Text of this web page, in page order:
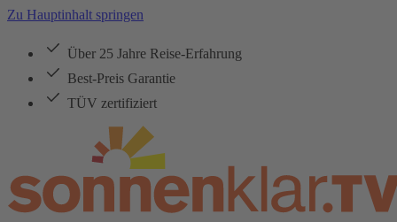
Zu Hauptinhalt springen
Über 25 Jahre Reise-Erfahrung
Best-Preis Garantie
TÜV zertifiziert